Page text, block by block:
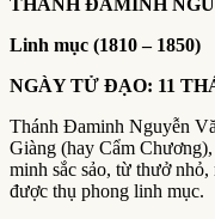
Linh mục (1810 – 1850)
NGÀY TỬ ĐẠO: 11
Thánh Đaminh Nguyễn
Giàng (hay Cẩm
minh sắc sảo, từ thưở
được thụ phong linh mục.